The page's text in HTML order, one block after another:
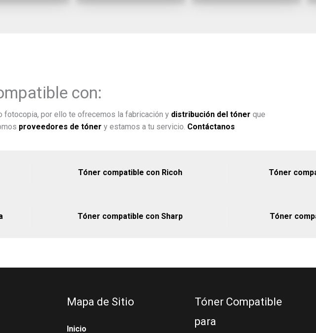
con:
fotocopia, por ello te ofrecemos la fabricación y distribución del tóner que
proveedores de tóner y estamos a tu servicio. Contáctanos
Tóner compatible con Ricoh Tóner
Tóner compatible con Sharp Tóner
Mapa de Sitio
Inicio
Tóner Compatible
para